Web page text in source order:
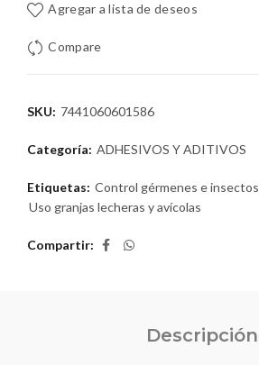
Agregar a lista de deseos
Compare
SKU: 7441060601586
Categoría: ADHESIVOS Y ADITIVOS
Etiquetas: Control gérmenes e insectos
Uso granjas lecheras y avícolas
Compartir
Descripción